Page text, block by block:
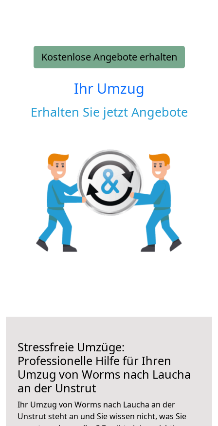
Kostenlose Angebote erhalten
Ihr Umzug
Erhalten Sie jetzt Angebote
Stressfreie Umzüge:
Professionelle Hilfe für Ihren
Umzug von Worms nach Laucha
an der Unstrut
Ihr Umzug von Worms nach Laucha an der
Unstrut steht an und Sie wissen nicht, was Sie